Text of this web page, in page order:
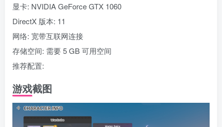
显卡: NVIDIA GeForce GTX 1060
DirectX 版本: 11
网络: 宽带互联网连接
存储空间: 需要 5 GB 可用空间
推荐配置:
游戏截图